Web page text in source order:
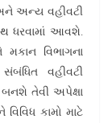
અન્ય વહીવટી
ધરવામાં આવશે.
વિભાગના
વહીવટી
તેવી અપેક્ષા
કામો માટે